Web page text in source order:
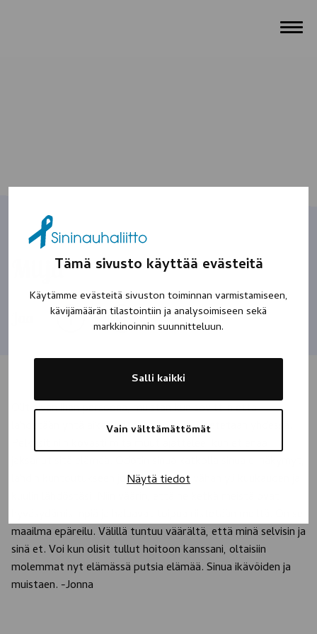
Tämä sivusto käyttää evästeitä
Käytämme evästeitä sivuston toiminnan varmistamiseen,
kävijämäärän tilastointiin ja analysoimiseen sekä
markkinoinnin suunnitteluun.
Vain välttämättömät
Salli kaikki
Näytä tiedot
Milja
Olit aivan ihan persoona, muistan kun sovittiin että
lähdetään yhtä aikaa katkohoitoon ja lopetetaan yhdessä.
lähdin kuntoutukseen jossa ehdin olla vähän yli kuukauden ja
maailma epäreilu. Välillä tuntuu väärältä, että minä selvisin ja
sinä et. Voi kun olisit tullut hoitoon kanssani, oltaisiin
molemmat nyt elämässä putsia elämää. Sinua ikävöiden ja
muistaen. -Jonna